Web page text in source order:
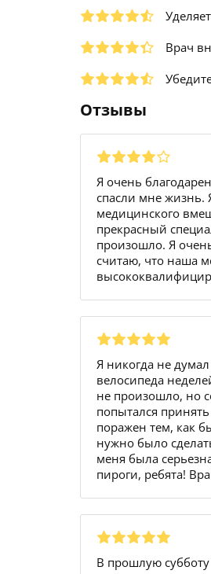
Врач
Отзывы
Я очень
спасли мне жизнь.
медицинского
прекрасный
произошло. Я
считаю, что наша
Я никогда не
велосипеда
не произошло, но
попытался
поражен тем, как
нужно было
меня была
пироги, ребята!
В прошлую